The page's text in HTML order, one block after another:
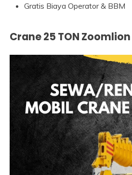
Gratis Biaya Operator & BBM
Crane 25 TON Zoomlion